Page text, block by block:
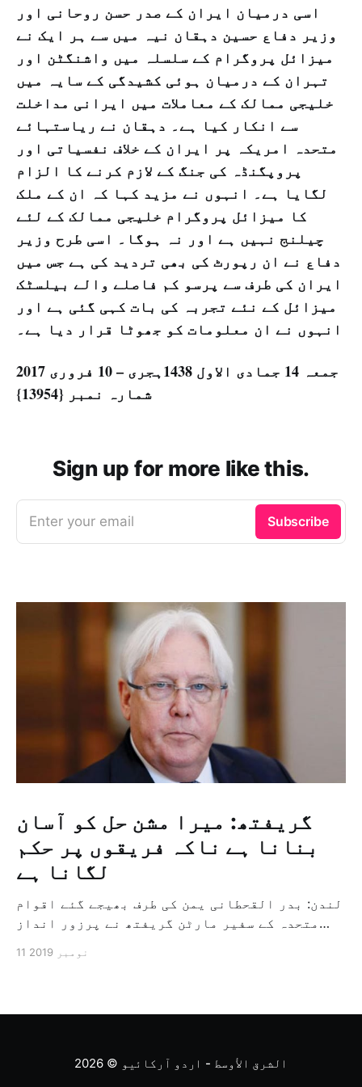
اسی درمیان ایران کے صدر حسن روحانی اور
وزیر دفاع حسین دہقان نیہ میں سے ہر ایک نے
میزائل پروگرام کے سلسلہ میں واشنگٹن اور
تہران کے درمیان ہوئی کشیدگی کے سایہ میں
خلیجی ممالک کے معاملات میں ایرانی مداخلت
سے انکار کیا ہے۔ دہقان نے ریاستہائے
متحدہ امریکہ پر ایران کے خلاف نفسیاتی اور
پروپگنڈہ کی جنگ کے لازم کرنے کا الزام
لگایا ہے۔ انہوں نے مزید کہا کہ ان کے ملک
کا میزائل پروگرام خلیجی ممالک کے لئے
چیلنج نہیں ہے اور نہ ہوگا۔ اسی طرح وزیر
دفاع نے ان رپورٹ کی بھی تردید کی ہے جس میں
ایران کی طرف سے پرسو کم فاصلے والے بیلسٹک
میزائل کے نئے تجربہ کی بات کہی گئی ہے اور
انہوں نے ان معلومات کو جھوٹا قرار دیا ہے۔
جمعہ 14 جمادی الاول 1438ہجری – 10 فروری 2017
شمارہ نمبر {13954}
Sign up for more like this.
Enter your email Subscribe
گریفتھ: میرا مشن حل کو آسان
بنانا ہے ناکہ فریقوں پر حکم
لگانا ہے
لندن: بدر القحطانی یمن کی طرف بھیجے گئے اقوام
متحدہ کے سفیر مارٹن گریفتھ نے پرزور انداز
ثالثی اور اس کشمکش کی حدبندی کرنے کے لئے ایک
11 نومبر 2019
الشرق الأوسط - اردو آرکائیو © 2026